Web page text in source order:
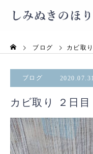
ブログ カビ取
ブログ 2020.07.31
カビ取り ２日